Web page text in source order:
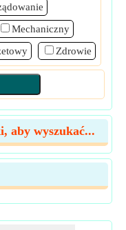
Mechaniczny
Zdrowie
aby wyszukać...